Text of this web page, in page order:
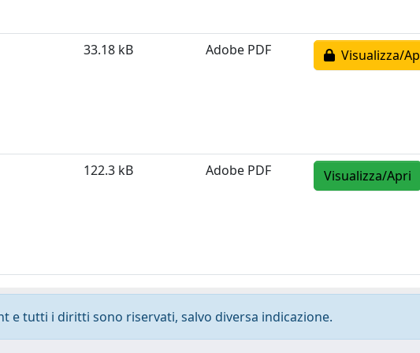
33.18 kB Adobe PDF Visualizza/
122.3 kB Adobe PDF Visualizza/Apri
e tutti i diritti sono riservati, salvo diversa indicazione.